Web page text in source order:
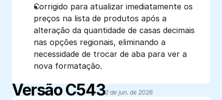
Corrigido para atualizar imediatamente os
preços na lista de produtos após a
alteração da quantidade de casas decimais
nas opções regionais, eliminando a
necessidade de trocar de aba para ver a
nova formatação.
Versão C5432 de jun. de 2026